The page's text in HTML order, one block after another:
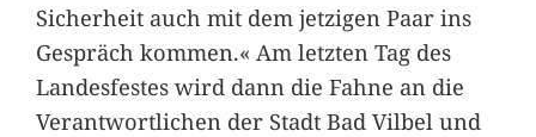
Sicherheit auch mit dem jetzigen Paar ins
Gespräch kommen.« Am letzten Tag des
Landesfestes wird dann die Fahne an die
Verantwortlichen der Stadt Bad Vilbel und